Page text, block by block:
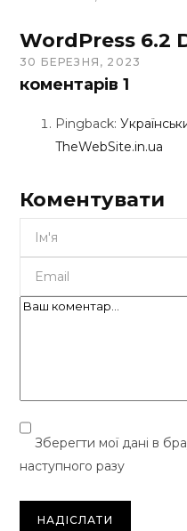
WordPress 6.2
30 БЕРЕЗНЯ, 2023
коментарів 1
Pingback:
TheWebSite.in.ua
Коментувати
Зберегти мої дані в
наступного разу